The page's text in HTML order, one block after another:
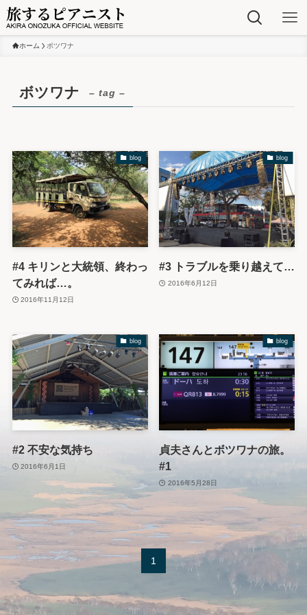
ホーム ボツワナ
ボツワナ – tag –
blog
#4 キリンと大統領、終わっ
てみれば…。
2016年11月12日
blog
#3 トラブルを乗り越えて…
2016年6月12日
blog
#2 不安な気持ち
2016年6月1日
blog
貞夫さんとボツワナの旅。
#1
2016年5月28日
1